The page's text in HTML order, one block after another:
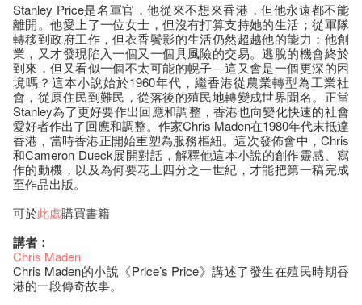
Stanley Price是名軍官，他從來不想來香港，但他永遠都不能
離開。他愛上了一位女士，但沒有打算支持她的生活；從軍隊
轉移到政府工作，但衣香鬢影的生活仍然超越他的能力；他創
業，又才發現陷入一個又一個具風險的交易。逃脫的機會終於
到來，但又看似一個不太可能的幌子—這又會是一個更深的困
境嗎？這本小說始於1960年代，繼香港從農業轉型為工業社
會，從原住民到難民，從落後的殖民地轉變成世界聞名。正當
Stanley為了更好要作出回應和調整，香港也向變化快速的社會
愛好者作出了回應和調整。作家Chris Maden在1980年代末抵達
香港，當時香港正開始重塑為服務樞紐。這次發佈會中，Chris
和Cameron Dueck展開對話，解釋他這本小說的創作靈感、寫
作的動機，以及為何要花上四分之一世紀，才能把第一稿完成
至作品出版。
可於此處購買書籍
講者：
Chris Maden
Chris Maden的小說《Price’s Price》講述了發生在殖民時期香
港的一段傳奇故事。